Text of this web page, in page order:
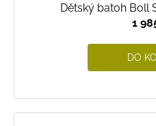
Dětský batoh Boll
1
DO